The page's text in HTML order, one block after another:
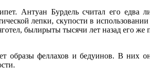
Антуан Бурдель считал его едва
лепки, скупости в
былирыты тысячи лет назад его
образы феллахов и бедуинов. В них